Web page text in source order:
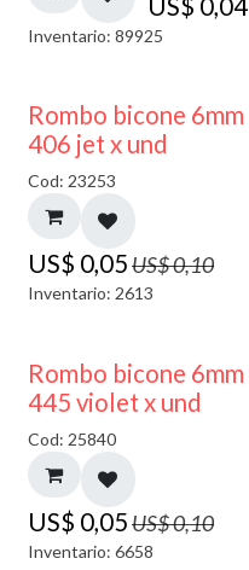
Inventario: 89925
50% DESCUENTO
Rombo bicone 6mm
406 jet x und
Cod: 23253
US$ 0,05US$0,10
Inventario: 2613
50% DESCUENTO
Rombo bicone 6mm
445 violet x und
Cod: 25840
US$ 0,05US$0,10
Inventario: 6658